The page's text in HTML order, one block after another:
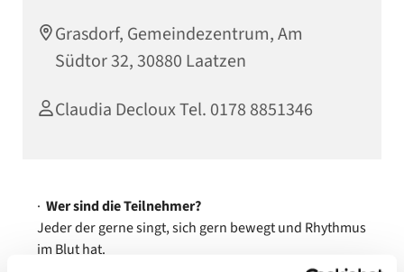
Grasdorf, Gemeindezentrum, Am
Südtor 32, 30880 Laatzen
Claudia Decloux Tel. 0178 8851346
· Wer sind die Teilnehmer?
Jeder der gerne singt, sich gern bewegt und Rhythmus
im Blut hat.